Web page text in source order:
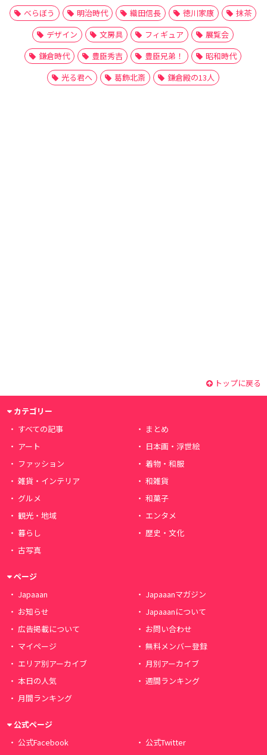
べらぼう
明治時代 織田信長 徳川家康
抹茶
デザイン
文房具 フィギュア
展覧会
鎌倉時代
豊臣秀吉 豊臣兄弟！
昭和時代
光る君へ
葛飾北斎 鎌倉殿の13人
トップに戻る
カテゴリー
すべての記事
まとめ
アート
日本画・浮世絵
ファッション
着物・和服
雑貨・インテリア
和雑貨
グルメ
和菓子
観光・地域
エンタメ
暮らし
歴史・文化
古写真
ページ
Japaaan
Japaaanマガジン
お知らせ
Japaaanについて
広告掲載について
お問い合わせ
マイページ
無料メンバー登録
エリア別アーカイブ
月別アーカイブ
本日の人気
週間ランキング
月間ランキング
公式ページ
公式Facebook
公式Twitter